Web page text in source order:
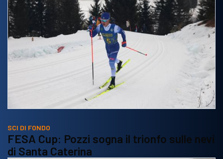
SCI DI FONDO
FESA Cup: Pozzi sogna il trionfo sulle nevi
di Santa Caterina